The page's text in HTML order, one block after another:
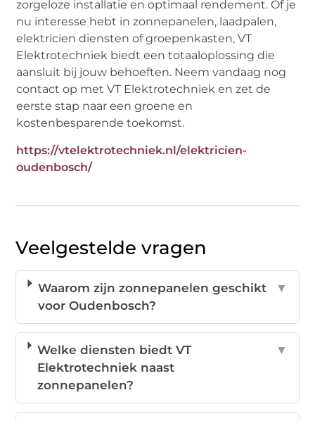
zorgeloze installatie en optimaal rendement. Of je
nu interesse hebt in zonnepanelen, laadpalen,
elektricien diensten of groepenkasten, VT
Elektrotechniek biedt een totaaloplossing die
aansluit bij jouw behoeften. Neem vandaag nog
contact op met VT Elektrotechniek en zet de
eerste stap naar een groene en
kostenbesparende toekomst.
https://vtelektrotechniek.nl/elektricien-
oudenbosch/
Veelgestelde vragen
Waarom zijn zonnepanelen geschikt
voor Oudenbosch?
▼
Welke diensten biedt VT
Elektrotechniek naast
zonnepanelen?
▼